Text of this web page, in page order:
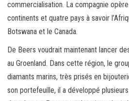
commercialisation. La compagnie
continents et quatre pays à savoir
Botswana et le Canada.
De Beers voudrait maintenant lancer
au Groenland. Dans cette région, le
diamants marins, très prisés en
son portefeuille, il a développé